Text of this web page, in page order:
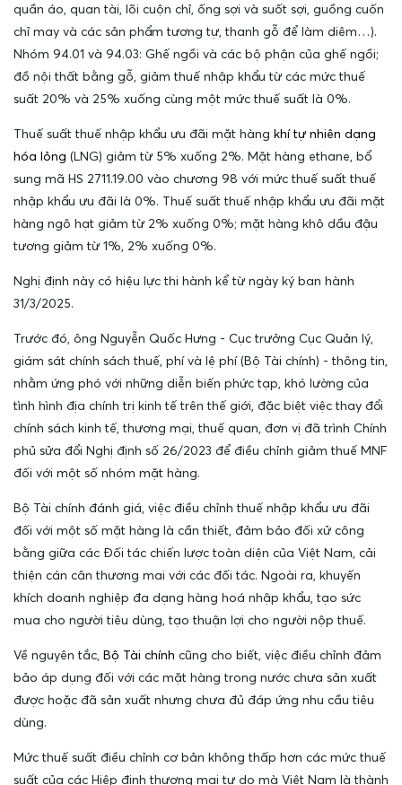
quần áo, quan tài, lõi cuộn chỉ, ống sợi và suốt sợi, guồng cuốn
chỉ may và các sản phẩm tương tự, thanh gỗ để làm diêm…).
Nhóm 94.01 và 94.03: Ghế ngồi và các bộ phận của ghế ngồi;
đồ nội thất bằng gỗ, giảm thuế nhập khẩu từ các mức thuế
suất 20% và 25% xuống cùng một mức thuế suất là 0%.
Thuế suất thuế nhập khẩu ưu đãi mặt hàng khí tự nhiên dạng
hóa lỏng (LNG) giảm từ 5% xuống 2%. Mặt hàng ethane, bổ
sung mã HS 2711.19.00 vào chương 98 với mức thuế suất thuế
nhập khẩu ưu đãi là 0%. Thuế suất thuế nhập khẩu ưu đãi mặt
hàng ngô hạt giảm từ 2% xuống 0%; mặt hàng khô dầu đậu
tương giảm từ 1%, 2% xuống 0%.
Nghị định này có hiệu lực thi hành kể từ ngày ký ban hành
31/3/2025.
Trước đó, ông Nguyễn Quốc Hưng - Cục trưởng Cục Quản lý,
giám sát chính sách thuế, phí và lệ phí (Bộ Tài chính) - thông tin,
nhằm ứng phó với những diễn biến phức tạp, khó lường của
tình hình địa chính trị kinh tế trên thế giới, đặc biệt việc thay đổi
chính sách kinh tế, thương mại, thuế quan, đơn vị đã trình Chính
phủ sửa đổi Nghị định số 26/2023 để điều chỉnh giảm thuế MNF
đối với một số nhóm mặt hàng.
Bộ Tài chính đánh giá, việc điều chỉnh thuế nhập khẩu ưu đãi
đối với một số mặt hàng là cần thiết, đảm bảo đối xử công
bằng giữa các Đối tác chiến lược toàn diện của Việt Nam, cải
thiện cán cân thương mai với các đối tác. Ngoài ra, khuyến
khích doanh nghiệp đa dạng hàng hoá nhập khẩu, tạo sức
mua cho người tiêu dùng, tạo thuận lợi cho người nộp thuế.
Về nguyên tắc, Bộ Tài chính cũng cho biết, việc điều chỉnh đảm
bảo áp dụng đối với các mặt hàng trong nước chưa sản xuất
được hoặc đã sản xuất nhưng chưa đủ đáp ứng nhu cầu tiêu
dùng.
Mức thuế suất điều chỉnh cơ bản không thấp hơn các mức thuế
suất của các Hiệp định thương mại tự do mà Việt Nam là thành